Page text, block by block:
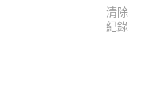
清除
紀錄